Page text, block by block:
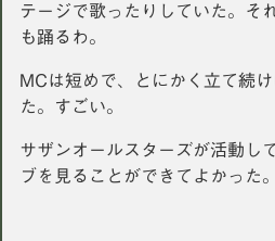
テージで歌ったりしていた。そ
も踊るわ。
MCは短めで、とにかく立て続
た。すごい。
サザンオールスターズが活動し
ブを見ることができてよかった。